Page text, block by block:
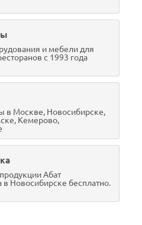
и мебели для
с 1993 года
в Москве, Новосибирске,
Кемерово,
Абат
в Новосибирске бесплатно.